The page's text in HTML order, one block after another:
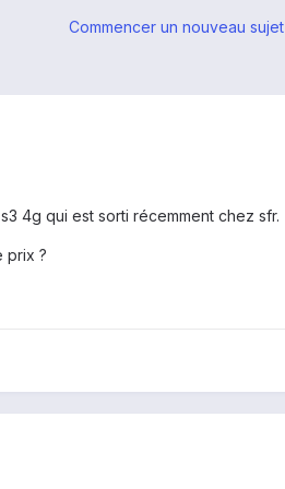
Commencer un nouveau sujet
4g qui est sorti récemment chez sfr.
prix ?